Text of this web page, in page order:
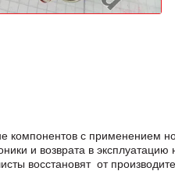
компонентов с применением
и возврата в
восстановят от